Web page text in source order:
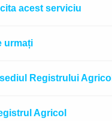
acest serviciu
urmați
Registrului Agricol
Agricol